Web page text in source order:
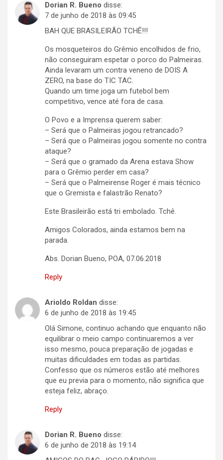
Dorian R. Bueno disse:
7 de junho de 2018 às 09:45
BAH QUE BRASILEIRÃO TCHÊ!!!
Os mosqueteiros do Grêmio encolhidos de frio,
não conseguiram espetar o porco do Palmeiras.
Ainda levaram um contra veneno de DOIS A
ZERO, na base do TIC TAC.
Quando um time joga um futebol bem
competitivo, vence até fora de casa.
O Povo e a Imprensa querem saber:
– Será que o Palmeiras jogou retrancado?
– Será que o Palmeiras jogou somente no contra
ataque?
– Será que o gramado da Arena estava Show
para o Grêmio perder em casa?
– Será que o Palmeirense Roger é mais técnico
que o Gremista e falastrão Renato?
Este Brasileirão está tri embolado. Tchê.
Amigos Colorados, ainda estamos bem na
parada.
Abs. Dorian Bueno, POA, 07.06.2018
Reply
Arioldo Roldan disse:
6 de junho de 2018 às 19:45
Olá Simone, continuo achando que enquanto não
equilibrar o meio campo continuaremos a ver
isso mesmo, pouca preparação de jogadas e
muitas dificuldades em todas as partidas.
Confesso que os números estão até melhores
que eu previa para o momento, não significa que
esteja feliz, abraço.
Reply
Dorian R. Bueno disse:
6 de junho de 2018 às 19:14